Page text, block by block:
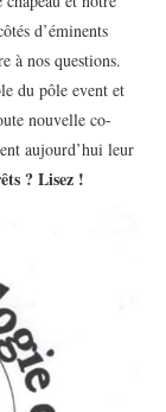
d’éminents
à nos questions.
du pôle event et
nouvelle co-
aujourd’hui leur
? Lisez !